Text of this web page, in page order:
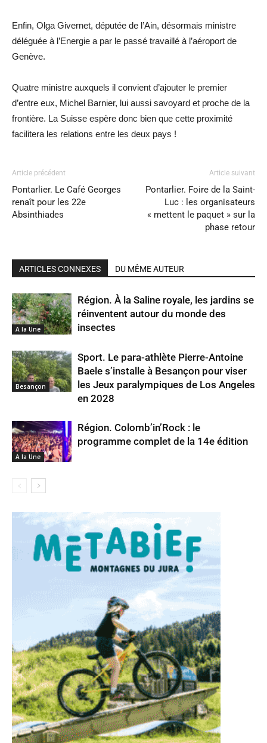
Enfin, Olga Givernet, députée de l’Ain, désormais ministre
déléguée à l’Energie a par le passé travaillé à l’aéroport de
Genève.
Quatre ministre auxquels il convient d’ajouter le premier
d’entre eux, Michel Barnier, lui aussi savoyard et proche de la
frontière. La Suisse espère donc bien que cette proximité
facilitera les relations entre les deux pays !
Article précédent
Pontarlier. Le Café Georges
renaît pour les 22e
Absinthiades
Article suivant
Pontarlier. Foire de la Saint-
Luc : les organisateurs
« mettent le paquet » sur la
phase retour
ARTICLES CONNEXES DU MÊME AUTEUR
A la Une
Région. À la Saline royale, les jardins se
réinventent autour du monde des
insectes
Besançon
Sport. Le para-athlète Pierre-Antoine
Baele s’installe à Besançon pour viser
les Jeux paralympiques de Los Angeles
en 2028
A la Une
Région. Colomb’in’Rock : le
programme complet de la 14e édition